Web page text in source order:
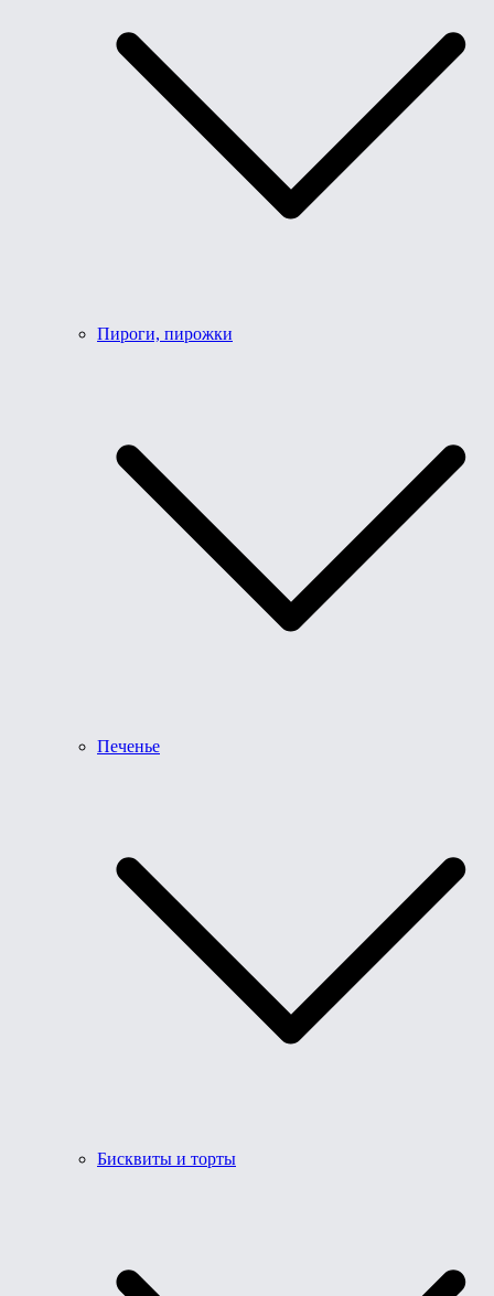
Пироги, пирожки
Печенье
Бисквиты и торты